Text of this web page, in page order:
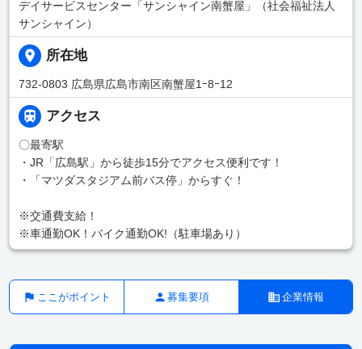
デイサービスセンター「サンシャイン南蟹屋」（社会福祉法人
サンシャイン）
所在地
732-0803 広島県広島市南区南蟹屋1ｰ8ｰ12
アクセス
〇最寄駅
・JR「広島駅」から徒歩15分でアクセス便利です！
・「マツダスタジアム前バス停」からすぐ！
※交通費支給！
※車通勤OK！バイク通勤OK!（駐車場あり）
ここがポイント 募集要項 企業情報